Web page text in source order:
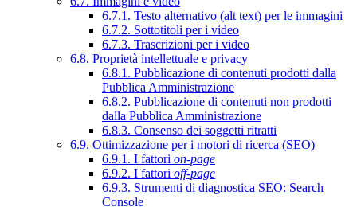
6.7.1. Testo alternativo (alt text) per le immagini
6.7.2. Sottotitoli per i video
6.7.3. Trascrizioni per i video
6.8. Proprietà intellettuale e privacy
6.8.1. Pubblicazione di contenuti prodotti dalla
Pubblica Amministrazione
6.8.2. Pubblicazione di contenuti non prodotti
dalla Pubblica Amministrazione
6.8.3. Consenso dei soggetti ritratti
6.9. Ottimizzazione per i motori di ricerca (SEO)
6.9.1. I fattori on-page
6.9.2. I fattori off-page
6.9.3. Strumenti di diagnostica SEO: Search
Console